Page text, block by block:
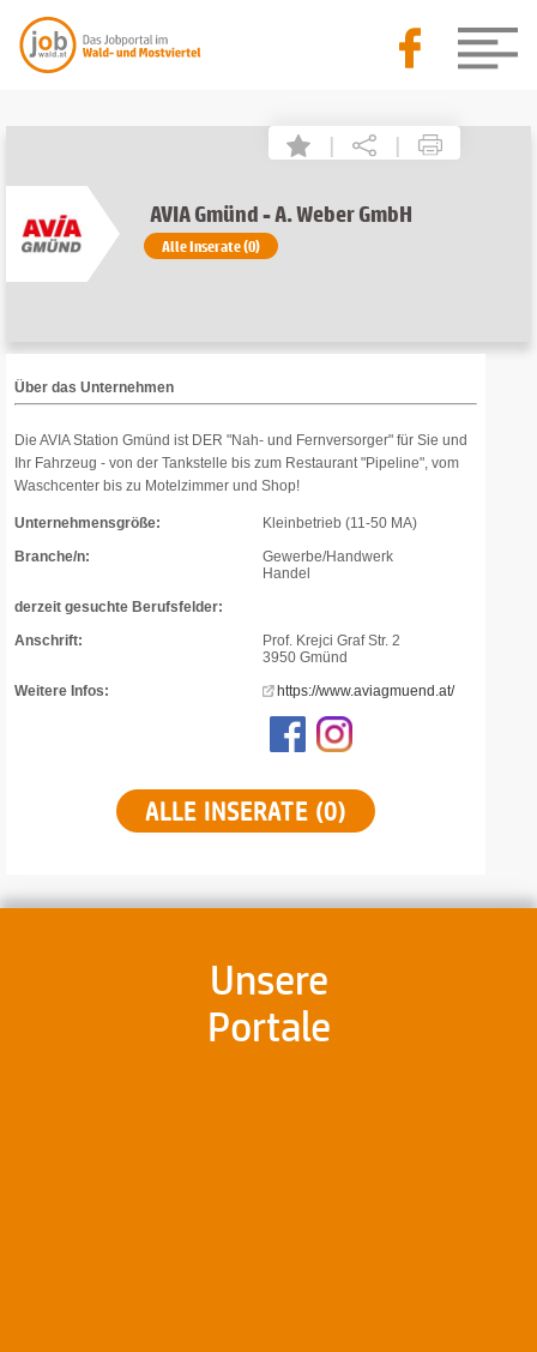
| |
AVIA Gmünd - A. Weber GmbH
Alle Inserate (0)
Über das Unternehmen
Die AVIA Station Gmünd ist DER "Nah- und Fernversorger" für Sie und
Ihr Fahrzeug - von der Tankstelle bis zum Restaurant "Pipeline", vom
Waschcenter bis zu Motelzimmer und Shop!
Unternehmensgröße:
Kleinbetrieb (11-50 MA)
Branche/n:
Gewerbe/Handwerk
Handel
derzeit gesuchte Berufsfelder:
Anschrift:
Prof. Krejci Graf Str. 2
3950 Gmünd
Weitere Infos:
https://www.aviagmuend.at/
ALLE INSERATE (0)
Unsere
Portale